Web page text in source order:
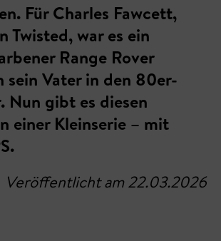
Für Charles Fawcett,
Twisted, war es ein
Range Rover
sein Vater in den 80er-
Nun gibt es diesen
einer Kleinserie – mit
Veröffentlicht am 22.03.2026